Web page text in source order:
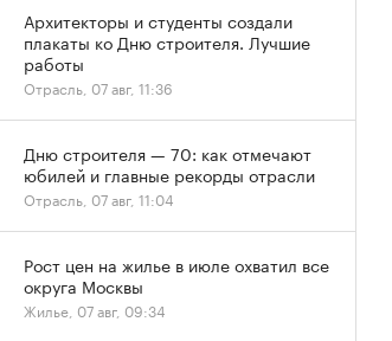
Архитекторы и студенты создали
плакаты ко Дню строителя. Лучшие
работы
Отрасль, 07 авг, 11:36
Дню строителя — 70: как отмечают
юбилей и главные рекорды отрасли
Отрасль, 07 авг, 11:04
Рост цен на жилье в июле охватил все
округа Москвы
Жилье, 07 авг, 09:34